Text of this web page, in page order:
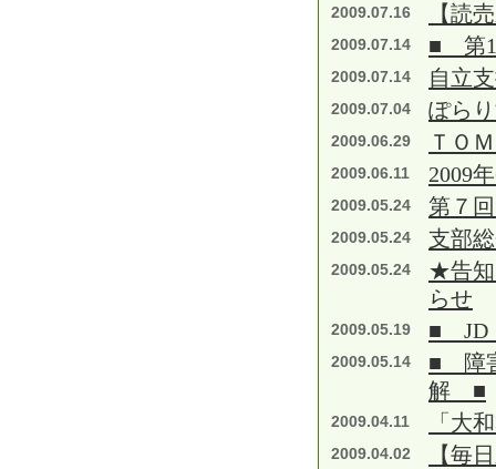
2009.07.16 【読
2009.07.14 ■ 第
2009.07.14 自立
2009.07.04 ぽら
2009.06.29 ＴＯ
2009.06.11 2009
2009.05.24 第７
2009.05.24 支部
2009.05.24
★告
らせ
2009.05.19 ■ JD
2009.05.14
■ 障
解 ■
2009.04.11 「大
2009.04.02
【毎